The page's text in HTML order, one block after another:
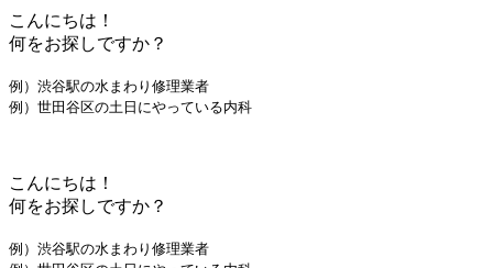
こんにちは！
何をお探しですか？
例）渋谷駅の水まわり修理業者
例）世田谷区の土日にやっている内科
こんにちは！
何をお探しですか？
例）渋谷駅の水まわり修理業者